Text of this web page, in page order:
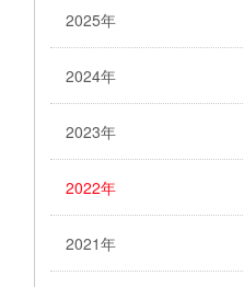
2025年
2024年
2023年
2022年
2021年